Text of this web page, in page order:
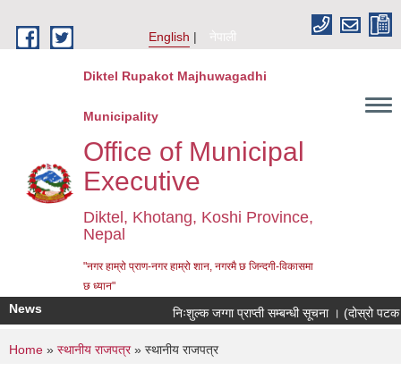
English
नेपाली
Diktel Rupakot Majhuwagadhi
Municipality
Office of Municipal
Executive
Diktel, Khotang, Koshi Province,
Nepal
"नगर हाम्रो प्राण-नगर हाम्रो शान, नगरमै छ जिन्दगी-विकासमा
छ ध्यान"
News निःशुल्क जग्गा प्राप्ती सम्बन्धी सूचना । (दोस्रो पटक
You are here
Home » स्थानीय राजपत्र» स्थानीय राजपत्र